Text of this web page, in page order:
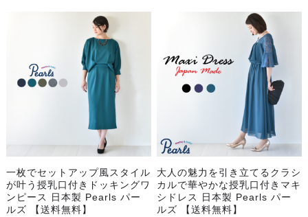
一枚でセットアップ風スタイル
が叶う授乳口付きドッキングワ
ンピース 日本製 Pearls パー
ルズ 【送料無料】
大人の魅力を引き立てるクラシ
カルで華やかな授乳口付きマキ
シドレス 日本製 Pearls パー
ルズ 【送料無料】